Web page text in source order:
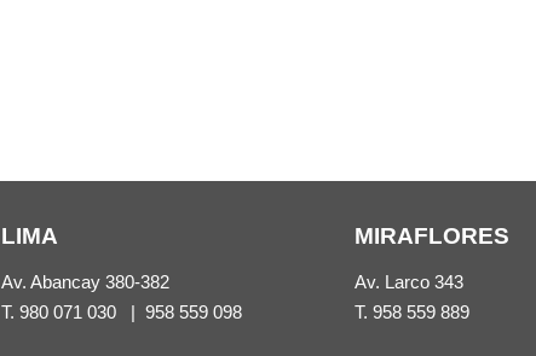
LIMA
Av. Abancay 380-382
T. 980 071 030| 958 559 098
MIRAFLORES
Av. Larco 343
T. 958 559 889